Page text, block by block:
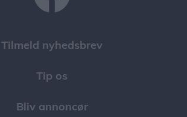
Tilmeld nyhedsbrev
Tip os
Bliv annoncør